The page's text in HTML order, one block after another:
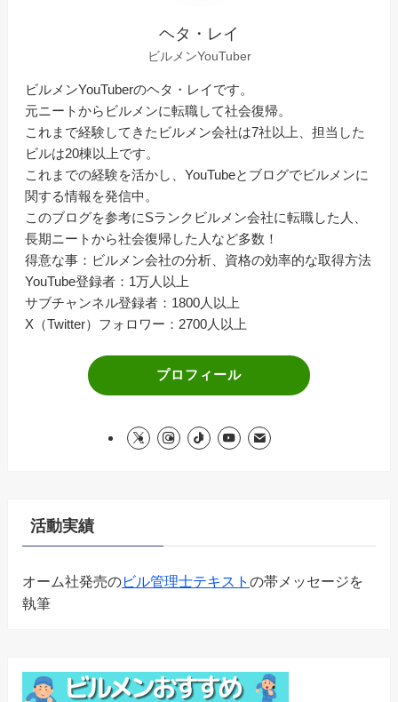
ヘタ・レイ
ビルメンYouTuber
ビルメンYouTuberのヘタ・レイです。
元ニートからビルメンに転職して社会復帰。
これまで経験してきたビルメン会社は7社以上、担当した
ビルは20棟以上です。
これまでの経験を活かし、YouTubeとブログでビルメンに
関する情報を発信中。
このブログを参考にSランクビルメン会社に転職した人、
長期ニートから社会復帰した人など多数！
得意な事：ビルメン会社の分析、資格の効率的な取得方法
YouTube登録者：1万人以上
サブチャンネル登録者：1800人以上
X（Twitter）フォロワー：2700人以上
プロフィール
活動実績
オーム社発売のビル管理士テキスト の帯メッセージを
執筆